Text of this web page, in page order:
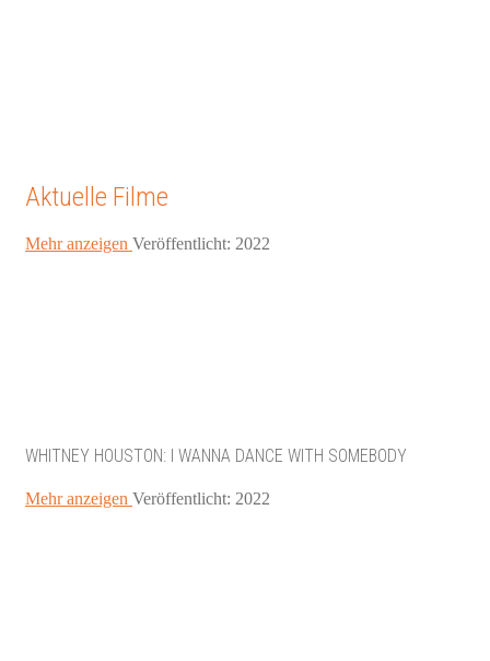
Aktuelle Filme
Mehr anzeigen Veröffentlicht: 2022
WHITNEY HOUSTON: I WANNA DANCE WITH SOMEBODY
Mehr anzeigen Veröffentlicht: 2022